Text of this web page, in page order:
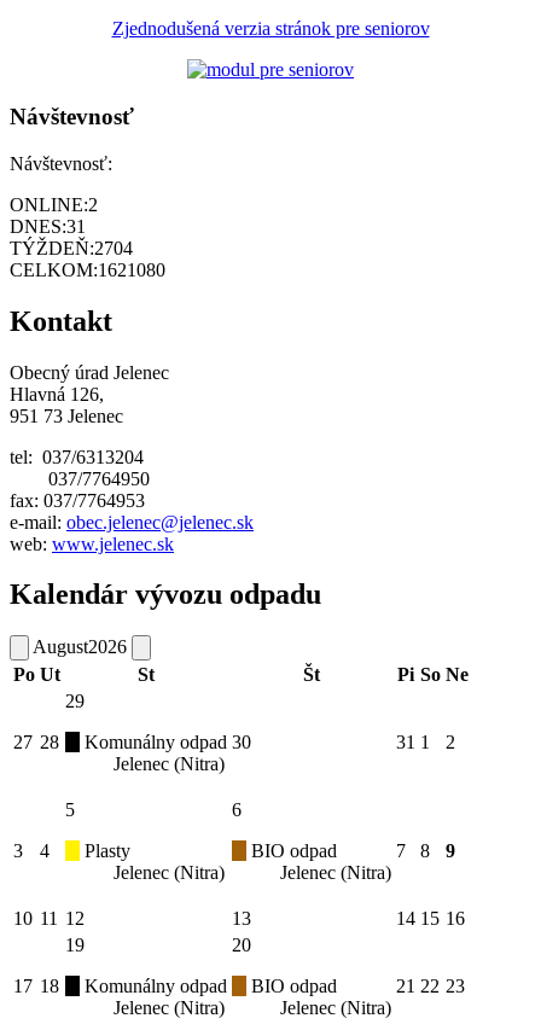
Zjednodušená verzia stránok pre seniorov
Návštevnosť
Návštevnosť:
ONLINE:2
DNES:31
TÝŽDEŇ:2704
CELKOM:1621080
Kontakt
Obecný úrad Jelenec
Hlavná 126,
951 73 Jelenec
tel: 037/6313204
037/7764950
fax: 037/7764953
e-mail: obec.jelenec@jelenec.sk
web: www.jelenec.sk
Kalendár vývozu odpadu
August2026
Po Ut St Št Pi So Ne
27 28
29
Komunálny odpad
Jelenec (Nitra)
30 31 1 2
3 4
5
Plasty
Jelenec (Nitra)
6
BIO odpad
Jelenec (Nitra)
7 8 9
10 11 12 13 14 15 16
17 18
19
Komunálny odpad
Jelenec (Nitra)
20
BIO odpad
Jelenec (Nitra)
21 22 23